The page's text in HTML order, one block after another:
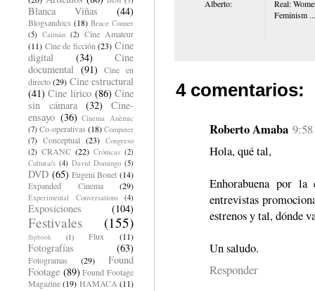
Alberto:
Real:
Feminism ...
4 comentarios:
Roberto Amaba
Hola, qué tal,
Enhorabuena por
entrevistas
estrenos y tal, dónde
Un saludo.
Responder
Blanca Viñas (44)
Blogsandocs (18) Bruce Conner
(5) Caimán (2) Cine Amateur
(11) Cine de ficción (23) Cine
digital
(34)
Cine
documental (91)
Cine en
directo (29) Cine estructural
(41) Cine lírico (86) Cine
sin cámara
(32)
Cine-
ensayo (36) Cinema Anèmic
(7) Co-operativas (18) Computer
(7)
Conceptual (23) Congreso
(2) CRANC (22) Crónicas (2)
Cultura/s (4) David Domingo (5)
DVD (65) Eugeni Bonet (14)
Expanded Cinema
(29)
Experimental Conversations (4)
Exposiciones (104)
Festivales (155)
flipbook (1) Flux (11)
Fotografías (63)
Fotogramas (29)
Found
Footage (89) Found Footage
Magazine (19) HAMACA (11)